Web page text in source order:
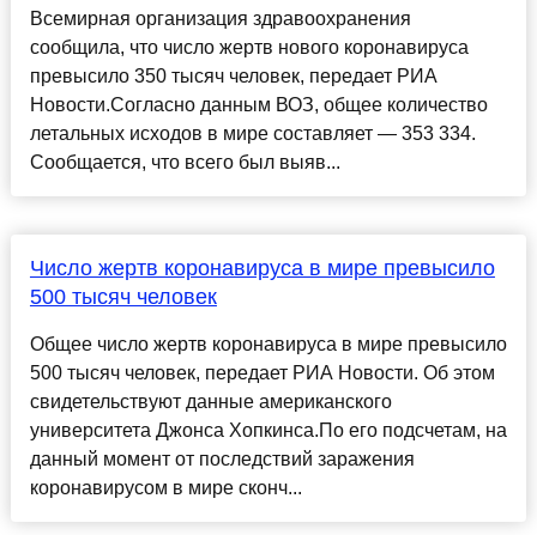
Всемирная организация здравоохранения
сообщила, что число жертв нового коронавируса
превысило 350 тысяч человек, передает РИА
Новости.Согласно данным ВОЗ, общее количество
летальных исходов в мире составляет — 353 334.
Сообщается, что всего был выяв...
Число жертв коронавируса в мире превысило
500 тысяч человек
Общее число жертв коронавируса в мире превысило
500 тысяч человек, передает РИА Новости. Об этом
свидетельствуют данные американского
университета Джонса Хопкинса.По его подсчетам, на
данный момент от последствий заражения
коронавирусом в мире сконч...